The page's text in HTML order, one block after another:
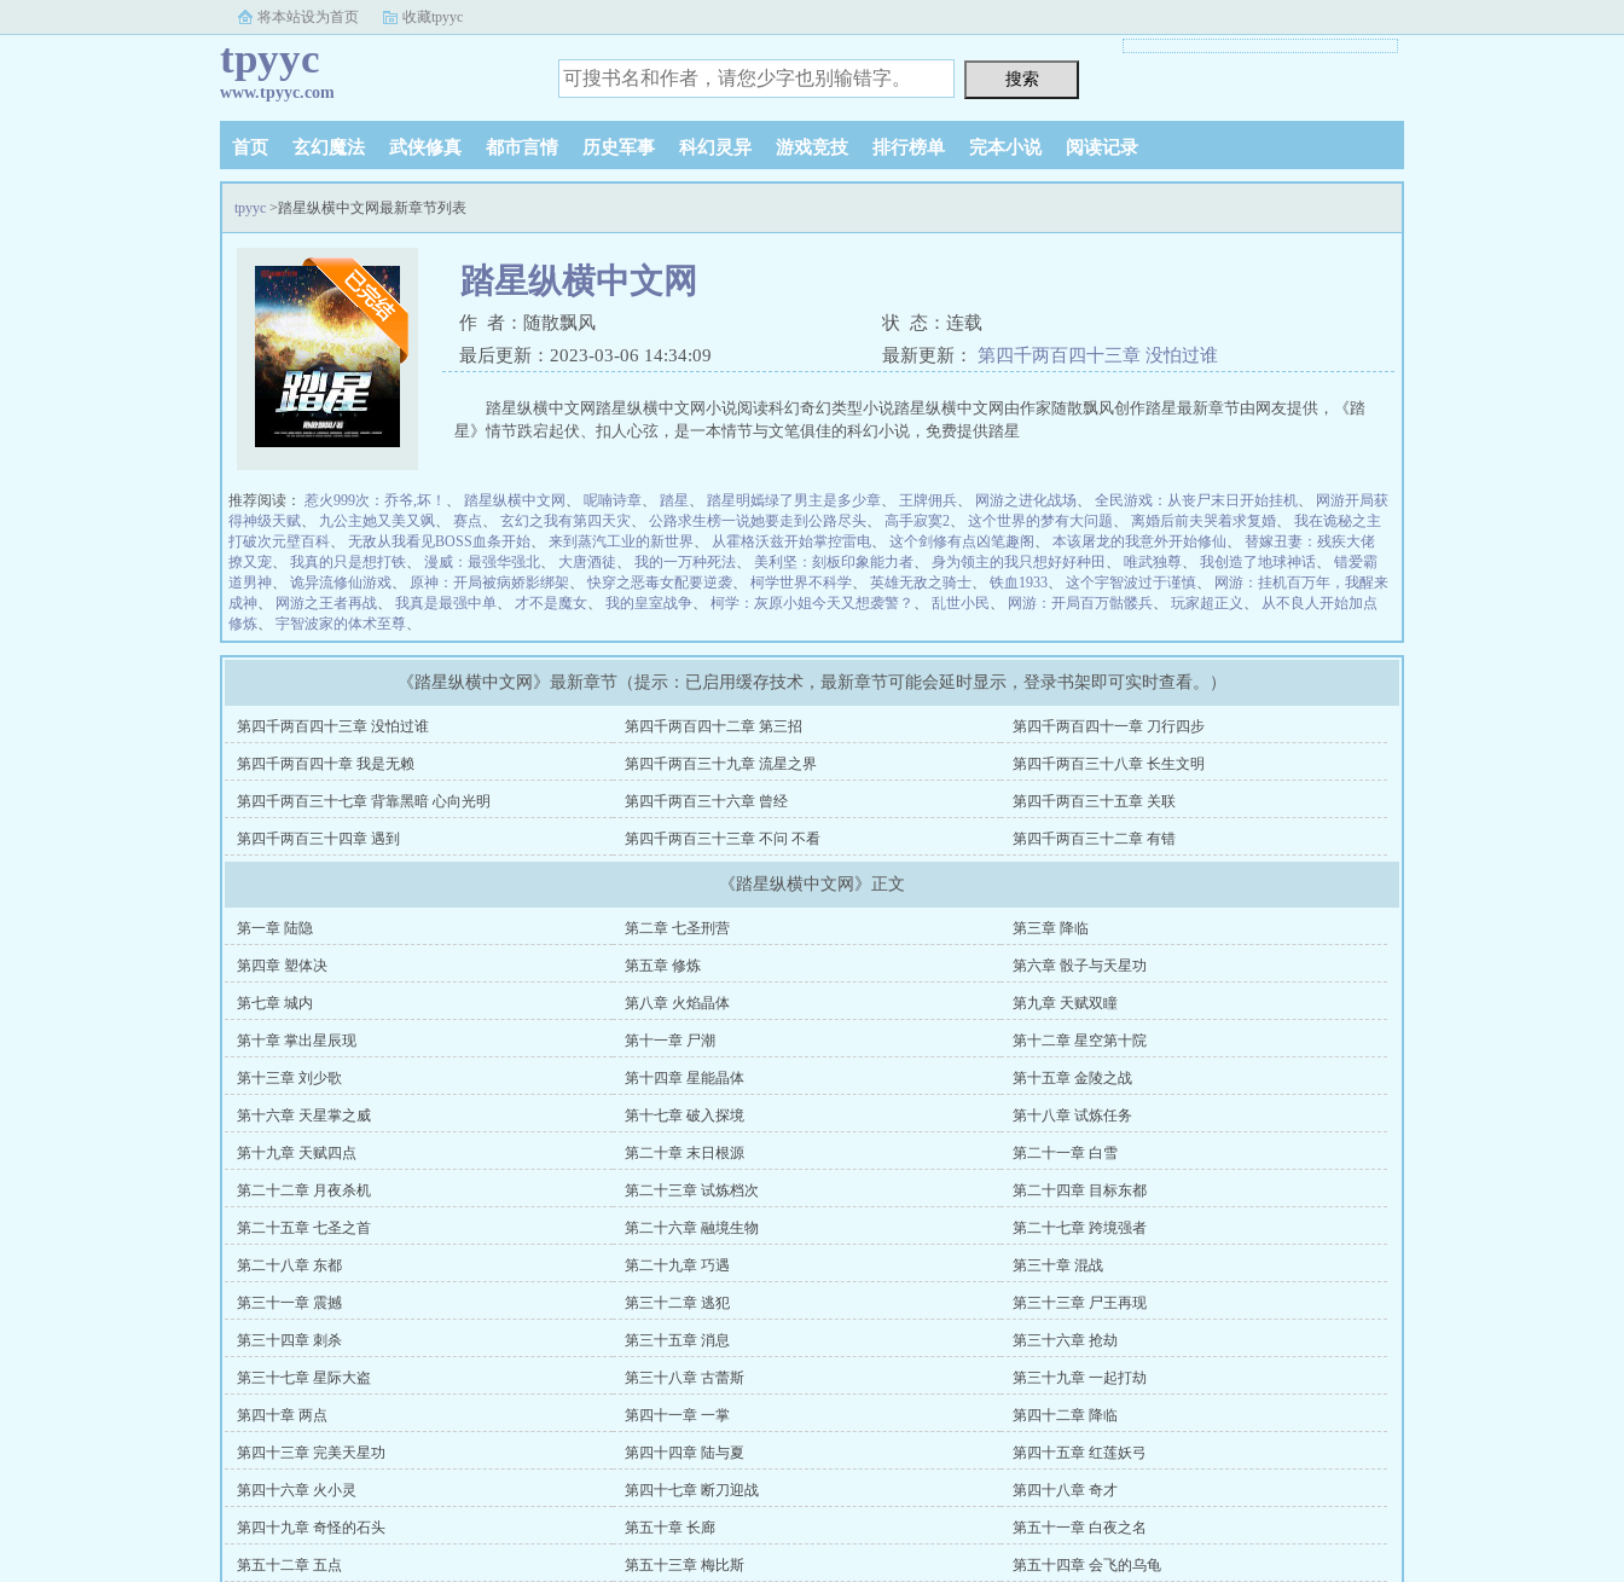
将本站设为首页 收藏tpyyc
tpyyc
www.tpyyc.com
首页 玄幻魔法 武侠修真 都市言情 历史军事 科幻灵异 游戏竞技 排行榜单 完本小说 阅读记录
tpyyc >踏星纵横中文网最新章节列表
踏星纵横中文网
作 者：随散飘风
状 态：连载
最后更新：2023-03-06 14:34:09
最新更新： 第四千两百四十三章 没怕过谁
踏星纵横中文网踏星纵横中文网小说阅读科幻奇幻类型小说踏星纵横中文网由作家随散飘风创作踏星最新章节由网友提供，《踏
星》情节跌宕起伏、扣人心弦，是一本情节与文笔俱佳的科幻小说，免费提供踏星
推荐阅读： 惹火999次：乔爷,坏！ 、 踏星纵横中文网 、 呢喃诗章、 踏星、 踏星明嫣绿了男主是多少章、 王牌佣兵、 网游之进化战场、 全民游戏：从丧尸末日开始挂机、
网游开局获
得神级天赋、 九公主她又美又飒、 赛点、 玄幻之我有第四天灾、 公路求生榜一说她要走到公路尽头、 高手寂寞2、 这个世界的梦有大问题、 离婚后前夫哭着求复婚、 我在诡秘之主
打破次元壁百科、 无敌从我看见BOSS血条开始、 来到蒸汽工业的新世界、 从霍格沃兹开始掌控雷电、 这个剑修有点凶笔趣阁 、 本该屠龙的我意外开始修仙、 替嫁丑妻：残疾大佬
撩又宠、 我真的只是想打铁、 漫威：最强华强北、 大唐酒徒、 我的一万种死法、 美利坚：刻板印象能力者、 身为领主的我只想好好种田 、 唯武独尊、 我创造了地球神话、 错爱霸
道男神、 诡异流修仙游戏、 原神：开局被病娇影绑架、 快穿之恶毒女配要逆袭、 柯学世界不科学、 英雄无敌之骑士、 铁血1933、 这个宇智波过于谨慎、
网游：挂机百万年，我醒来
成神、 网游之王者再战、 我真是最强中单、 才不是魔女、 我的皇室战争、 柯学：灰原小姐今天又想袭警？ 、 乱世小民、 网游：开局百万骷髅兵、 玩家超正义 、 从不良人开始加点
修炼、 宇智波家的体术至尊、
《踏星纵横中文网》最新章节（提示：已启用缓存技术，最新章节可能会延时显示，登录书架即可实时查看。）
第四千两百四十三章 没怕过谁 第四千两百四十二章 第三招 第四千两百四十一章 刀行四步
第四千两百四十章 我是无赖 第四千两百三十九章 流星之界 第四千两百三十八章 长生文明
第四千两百三十七章 背靠黑暗 心向光明 第四千两百三十六章 曾经 第四千两百三十五章 关联
第四千两百三十四章 遇到 第四千两百三十三章 不问 不看 第四千两百三十二章 有错
《踏星纵横中文网》正文
第一章 陆隐 第二章 七圣刑营 第三章 降临
第四章 塑体决 第五章 修炼 第六章 骰子与天星功
第七章 城内 第八章 火焰晶体 第九章 天赋双瞳
第十章 掌出星辰现 第十一章 尸潮 第十二章 星空第十院
第十三章 刘少歌 第十四章 星能晶体 第十五章 金陵之战
第十六章 天星掌之威 第十七章 破入探境 第十八章 试炼任务
第十九章 天赋四点 第二十章 末日根源 第二十一章 白雪
第二十二章 月夜杀机 第二十三章 试炼档次 第二十四章 目标东都
第二十五章 七圣之首 第二十六章 融境生物 第二十七章 跨境强者
第二十八章 东都 第二十九章 巧遇 第三十章 混战
第三十一章 震撼 第三十二章 逃犯 第三十三章 尸王再现
第三十四章 刺杀 第三十五章 消息 第三十六章 抢劫
第三十七章 星际大盗 第三十八章 古蕾斯 第三十九章 一起打劫
第四十章 两点 第四十一章 一掌 第四十二章 降临
第四十三章 完美天星功 第四十四章 陆与夏 第四十五章 红莲妖弓
第四十六章 火小灵 第四十七章 断刀迎战 第四十八章 奇才
第四十九章 奇怪的石头 第五十章 长廊 第五十一章 白夜之名
第五十二章 五点 第五十三章 梅比斯 第五十四章 会飞的乌龟